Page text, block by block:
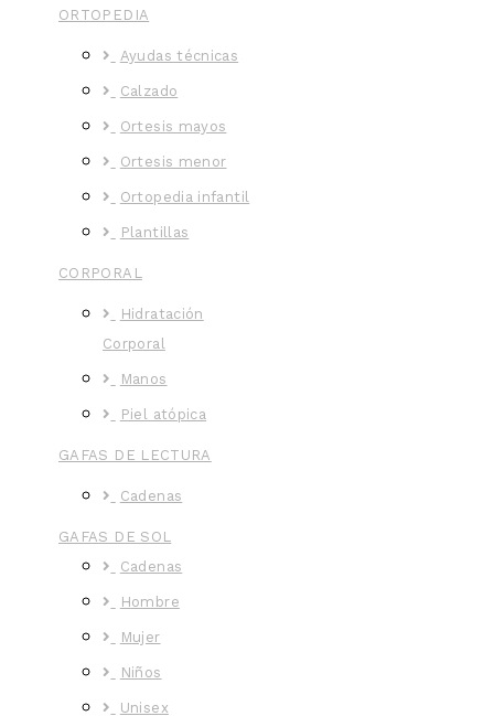
ORTOPEDIA
Ayudas técnicas
Calzado
Ortesis mayos
Ortesis menor
Ortopedia infantil
Plantillas
CORPORAL
Hidratación
Corporal
Manos
Piel atópica
GAFAS DE LECTURA
Cadenas
GAFAS DE SOL
Cadenas
Hombre
Mujer
Niños
Unisex